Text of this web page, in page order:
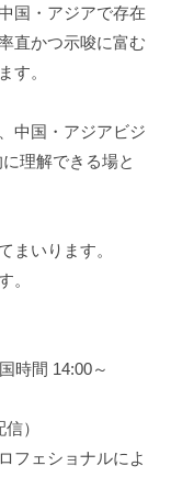
国・アジアで存在
直かつ示唆に富む
す。
中国・アジアビジ
理解できる場と
まいります。
。
間 14:00～
）
フェショナルによ